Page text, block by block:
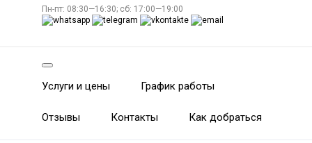
Пн-пт: 08:30—16:30; сб: 17:00—19:00
Услуги и цены График работы
Отзывы Контакты Как добраться